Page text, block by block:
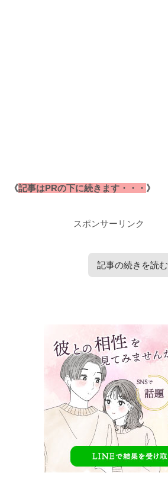
《記事はPRの下に続きます・・・ 》
スポンサーリンク
記事の続きを読む
タップで見たい内容へ移動